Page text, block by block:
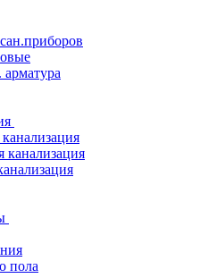
арматура
канализация
пола